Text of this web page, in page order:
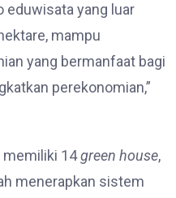
eduwisata yang luar
mampu
yang bermanfaat bagi
perekonomian,”
memiliki 14green house,
menerapkan sistem